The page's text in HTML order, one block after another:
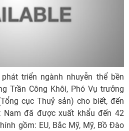
triển ngành nhuyễn thể bền
Trần Công Khôi, Phó Vụ trưởng
cục Thuỷ sản) cho biết, đến
Nam đã được xuất khẩu đến 42
gồm: EU, Bắc Mỹ, Mỹ, Bồ Đào